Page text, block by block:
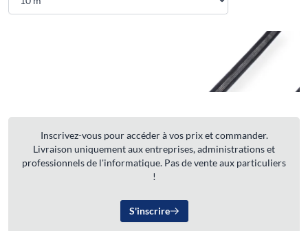
Inscrivez-vous pour accéder à vos prix et commander.
Livraison uniquement aux entreprises, administrations et
professionnels de l'informatique. Pas de vente aux particuliers
!
S'inscrire